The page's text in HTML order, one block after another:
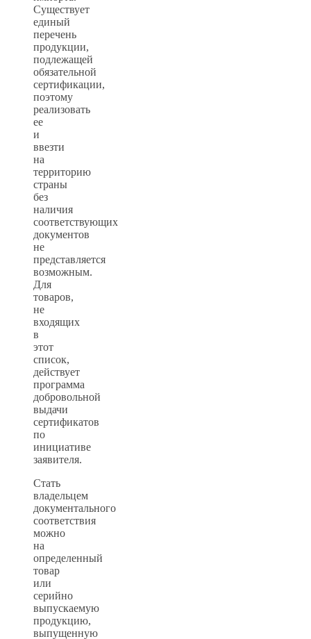
Существует
единый
перечень
продукции,
подлежащей
обязательной
сертификации,
поэтому
реализовать
ее
и
ввезти
на
территорию
страны
без
наличия
соответствующих
документов
не
представляется
возможным.
Для
товаров,
не
входящих
в
этот
список,
действует
программа
добровольной
выдачи
сертификатов
по
инициативе
заявителя.
Стать
владельцем
документального
соответствия
можно
на
определенный
товар
или
серийно
выпускаемую
продукцию,
выпущенную